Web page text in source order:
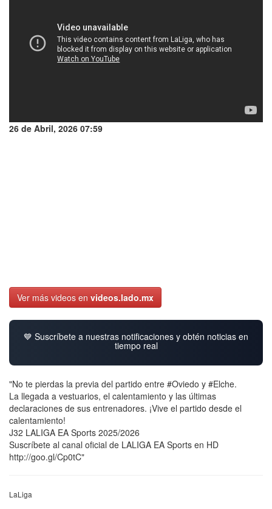
26 de Abril, 2026 07:59
Ver más videos en videos.lado.mx
💙 Suscríbete a nuestras notificaciones y obtén noticias en
tiempo real
"No te pierdas la previa del partido entre #Oviedo y #Elche.
La llegada a vestuarios, el calentamiento y las últimas
declaraciones de sus entrenadores. ¡Vive el partido desde el
calentamiento!
J32 LALIGA EA Sports 2025/2026
Suscríbete al canal oficial de LALIGA EA Sports en HD
http://goo.gl/Cp0tC"
LaLiga